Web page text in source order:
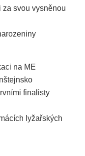
svou vysněnou
na ME
finalisty
lyžařských